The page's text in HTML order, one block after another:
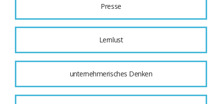
Presse
Lernlust
unternehmerisches Denken